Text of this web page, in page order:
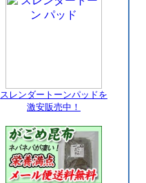
スレンダートーンパッドを
激安販売中！